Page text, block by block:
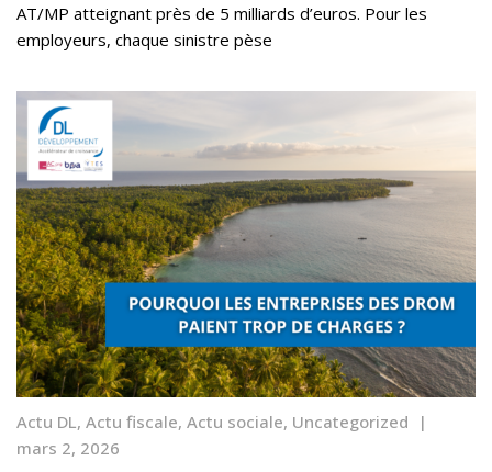
AT/MP atteignant près de 5 milliards d’euros. Pour les
employeurs, chaque sinistre pèse
Actu DL, Actu fiscale, Actu sociale, Uncategorized |
mars 2, 2026